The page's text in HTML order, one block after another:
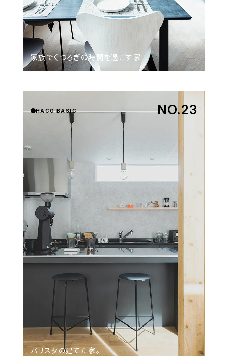
家族で​くつろぎの​時間を​過ごす家
HACO BASIC NO.23
バリスタの​建てた家。